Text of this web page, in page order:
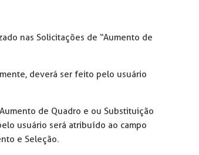
nas Solicitações de “Aumento de
deverá ser feito pelo usuário
de Quadro e ou Substituição
usuário será atribuído ao campo
e Seleção.